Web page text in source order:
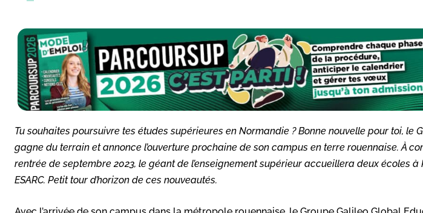
Tu souhaites poursuivre tes études supérieures en Normandie ? Bonne nouvelle pour toi, le
gagne du terrain et annonce l’ouverture prochaine de son campus en terre rouennaise. À
rentrée de septembre 2023, le géant de l’enseignement supérieur accueillera deux écoles à
ESARC. Petit tour d’horizon de ces nouveautés.